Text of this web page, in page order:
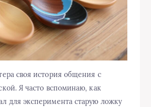
своя история общения с
Я часто вспоминаю, как
для эксперимента старую ложку